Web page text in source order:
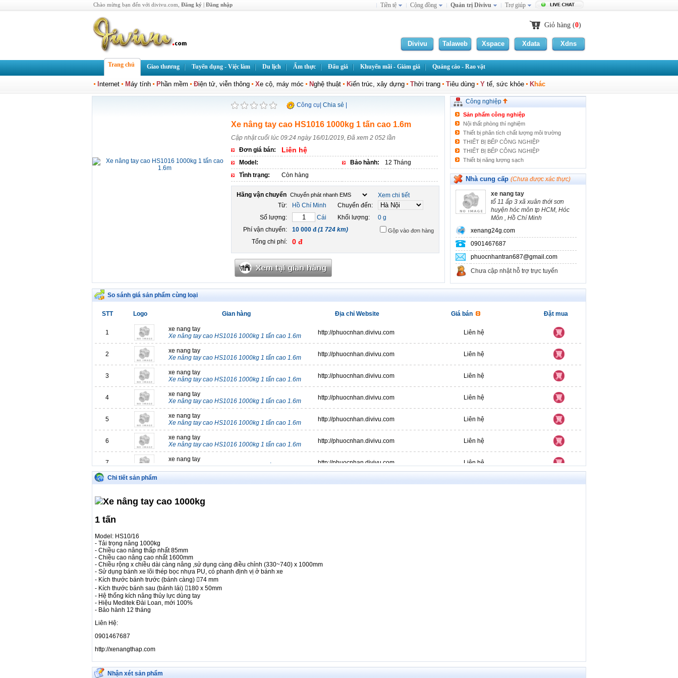
Chào mừng bạn đến với divivu.com, Đăng ký | Đăng nhập Tiền tệ Cộng đồng Quản trị Divivu Trợ giúp
Giỏ hàng (0)
Divivu Talaweb Xspace Xdata Xdns
Trang chủ Giao thương Tuyển dụng - Việc làm Du lịch Ẩm thực Đấu giá Khuyến mãi - Giảm giá Quảng cáo - Rao vặt
nternet Máy tính Phần mềm Điện tử, viễn thông Xe cộ, máy móc Nghệ thuật Kiến trúc, xây dựng Thời trang Tiêu dùng Y tế, sức khỏe Khác
Chia sẻ
Công cụ
Xe nâng tay cao HS1016 1000kg 1 tấn cao 1.6m
Cập nhật cuối lúc 09:24 ngày 16/01/2019, Đã xem 2 052 lần
Đơn giá bán:
Liên hệ
Model: Bảo hành:
12 Tháng
Tình trạng:
Còn hàng
Hãng vận chuyển
Xem chi tiết
Từ:
Hồ Chí Minh
Chuyển đến:
Số lượng:
Cái Khối lượng:
0 g
Phí vận chuyển:
10 000 đ(1 724 km) Gộp vào đơn hàng
Tổng chi phí: 0 đ
Công nghiệp
PALLET
Thiết bị quan trắc nước thải tự động
MEN VI SINH
Thiết bị y tế
Điện nước
Xây dựng
Hoá chất
Sản phẩm công nghiệp
Nội thất phòng thí nghiệm
Thiết bị phân tích chất lượng môi trường
THIẾT BỊ BẾP CÔNG NGHIỆP
THIẾT BỊ BẾP CÔNG NGHIỆP
Thiết bị năng lượng sạch
Thiết bị phân tích môi trường
Khác
Nhà cung cấp (Chưa được xác thực)
xe nang tay
tổ 11 ấp 3 xã xuân thới sơn
huyện hóc môn tp HCM, Hóc
Môn , Hồ Chí Minh
xenang24g.com
0901467687
phuocnhantran687@gmail.com
Chưa cập nhật hỗ trợ trực tuyến
So sánh giá sản phẩm cùng loại
STT Logo Gian hàng Địa chỉ Website Giá bán Đặt mua
1
xe nang tay
Xe nâng tay cao HS1016 1000kg 1 tấn cao 1.6m
http://phuocnhan.divivu.com Liên hệ
2
xe nang tay
Xe nâng tay cao HS1016 1000kg 1 tấn cao 1.6m
http://phuocnhan.divivu.com Liên hệ
3
xe nang tay
Xe nâng tay cao HS1016 1000kg 1 tấn cao 1.6m
http://phuocnhan.divivu.com Liên hệ
4
xe nang tay
Xe nâng tay cao HS1016 1000kg 1 tấn cao 1.6m
http://phuocnhan.divivu.com Liên hệ
5
xe nang tay
Xe nâng tay cao HS1016 1000kg 1 tấn cao 1.6m
http://phuocnhan.divivu.com Liên hệ
6
xe nang tay
Xe nâng tay cao HS1016 1000kg 1 tấn cao 1.6m
http://phuocnhan.divivu.com Liên hệ
7
xe nang tay
Xe nâng tay cao HS1016 1000kg 1 tấn cao 1.6m
http://phuocnhan.divivu.com Liên hệ
8 http://phuocnhan.divivu.com Liên hệ
9
xe nang tay
11
Xe nâng tay cao HS1016 1000kg 1 tấn cao 1.6m
12
xe nang tay
Xe nâng tay cao HS1016 1000kg 1 tấn cao 1.6m
13
xe nang tay
Xe nâng tay cao HS1016 1000kg 1 tấn cao 1.6m
Chi tiết sản phẩm
1 tấn
Model: HS10/16
- Tải trọng nâng 1000kg
- Chiều cao nâng thấp nhất 85mm
- Chiều cao nâng cao nhất 1600mm
- Chiều rộng x chiều dài càng nâng ,sử dụng càng điều chỉnh (330~740) x 1000mm
- Sử dụng bánh xe lõi thép bọc nhựa PU, có phanh định vị ở bánh xe
- Kích thước bánh trước (bánh càng) 74 mm
- Kích thước bánh sau (bánh lái) 180 x 50mm
- Hệ thống kích nâng thủy lực dùng tay
- Hiệu Meditek Đài Loan, mới 100%
- Bảo hành 12 tháng
Liên Hệ:
0901467687
http://xenangthap.com
Nhận xét sản phẩm